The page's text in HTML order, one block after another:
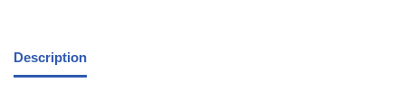
Description